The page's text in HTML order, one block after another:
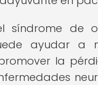
síndrome de
ayudar a
la